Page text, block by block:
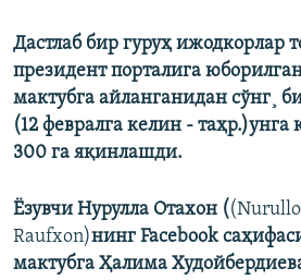
Дастлаб бир гуруҳ ижодкорлар
президент порталига
мактубга айланганидан сўнг¸
(12 февралга келин -
300 га яқинлашди.
Ëзувчи Нурулла Отахон (
Raufxon)​нинг Facebook
мактубга Ҳалима